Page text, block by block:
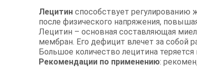
Лецитин способствует регулированию
после физического напряжения,
Лецитин – основная составляющая
мембран. Его дефицит влечет за собой
Большое количество лецитина
Рекомендации по применению: